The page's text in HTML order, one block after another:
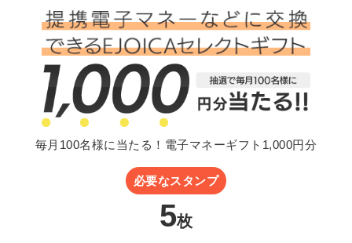
毎月100名様に当たる！電子マネーギフト1,000円分
必要なスタンプ
5枚